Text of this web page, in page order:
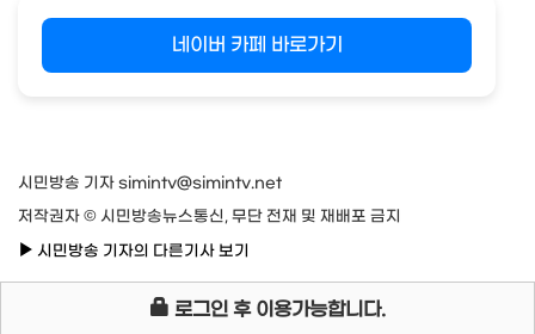
네이버 카페 바로가기
시민방송 기자 simintv@simintv.net
저작권자 © 시민방송뉴스통신, 무단 전재 및 재배포 금지
시민방송 기자의 다른기사 보기
로그인 후 이용가능합니다.